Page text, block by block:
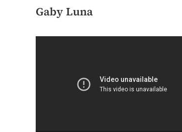
Gaby Luna